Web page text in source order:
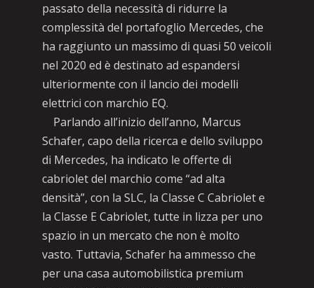
passato della necessità di ridurre la
complessità del portafoglio Mercedes, che
ha raggiunto un massimo di quasi 50 veicoli
nel 2020 ed è destinato ad espandersi
ulteriormente con il lancio dei modelli
elettrici con marchio EQ.
Parlando all’inizio dell’anno, Marcus
Schafer, capo della ricerca e dello sviluppo
di Mercedes, ha indicato le offerte di
cabriolet del marchio come “ad alta
densità”, con la SLC, la Classe C Cabriolet e
la Classe E Cabriolet, tutte in lizza per uno
spazio in un mercato che non è molto
vasto. Tuttavia, Schafer ha ammesso che
per una casa automobilistica premium